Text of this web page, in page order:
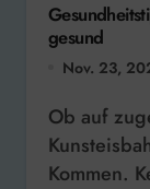
gesund
Nov. 23,
Ob auf zugefrorenen Seen oder der
Kommen.